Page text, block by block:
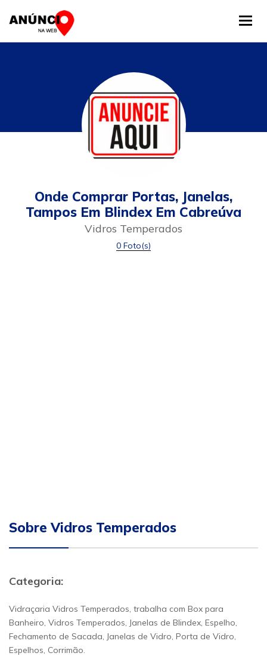
Onde Comprar Portas, Janelas,
Tampos Em Blindex Em Cabreúva
Vidros Temperados
0 Foto(s)
Sobre Vidros Temperados
Categoria:
Vidraçaria Vidros Temperados, trabalha com Box para
Banheiro, Vidros Temperados, Janelas de Blindex, Espelho,
Fechamento de Sacada, Janelas de Vidro, Porta de Vidro,
Espelhos, Corrimão.